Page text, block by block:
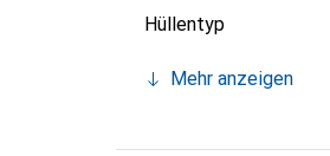
Hüllentyp
Mehr anzeigen